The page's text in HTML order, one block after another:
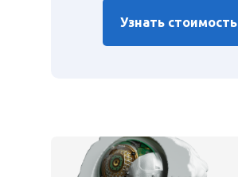
Узнать стоимость